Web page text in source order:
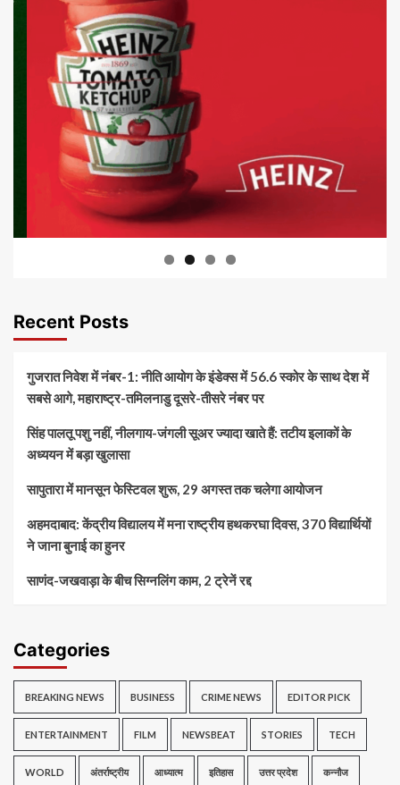
Recent Posts
गुजरात निवेश में नंबर-1: नीति आयोग के इंडेक्स में 56.6 स्कोर के साथ देश में
सबसे आगे, महाराष्ट्र-तमिलनाडु दूसरे-तीसरे नंबर पर
सिंह पालतू पशु नहीं, नीलगाय-जंगली सूअर ज्यादा खाते हैं: तटीय इलाकों के
अध्ययन में बड़ा खुलासा
सापुतारा में मानसून फेस्टिवल शुरू, 29 अगस्त तक चलेगा आयोजन
अहमदाबाद: केंद्रीय विद्यालय में मना राष्ट्रीय हथकरघा दिवस, 370 विद्यार्थियों
ने जाना बुनाई का हुनर
साणंद-जखवाड़ा के बीच सिग्नलिंग काम, 2 ट्रेनें रद्द
Categories
BREAKING NEWS BUSINESS CRIME NEWS EDITOR PICK
ENTERTAINMENT FILM NEWSBEAT STORIES TECH
WORLD अंतर्राष्ट्रीय आध्यात्म इतिहास उत्तर प्रदेश कन्नौज